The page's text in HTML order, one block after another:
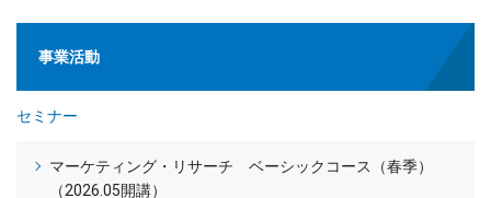
事業活動
セミナー
マーケティング・リサーチ ベーシックコース（春季）
（2026.05開講）